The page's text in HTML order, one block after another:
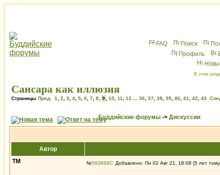
FAQ Поиск
Профиль
В этом
Сансара как иллюзия
Страницы Пред. 1 2 3 4 5 6 7 8 9 10 11 12 36 37 38 39 40 41 42 43
Буддийские форумы -> Дискуссии
Автор
ТМ
№583668 Добавлено: Пн 02 Авг 21, 18:08 (5 лет